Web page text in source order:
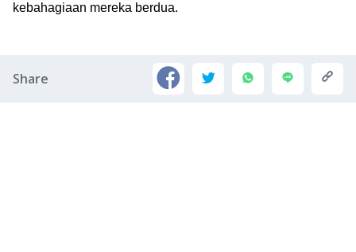
kebahagiaan mereka berdua.
Share